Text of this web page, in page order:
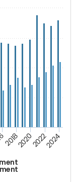
2018202020222024